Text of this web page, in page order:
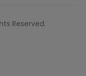
Reserved.